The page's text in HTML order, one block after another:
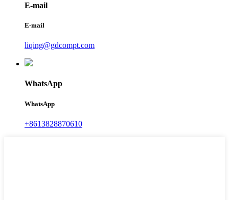
E-mail
E-mail
liqing@gdcompt.com
WhatsApp
WhatsApp
+8613828870610